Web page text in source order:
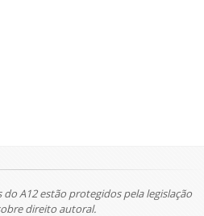
A12 estão protegidos pela legislação
direito autoral.